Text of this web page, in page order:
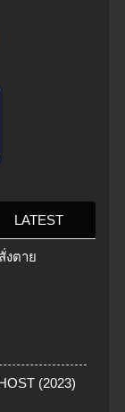
LATEST
งตาย
(2023)